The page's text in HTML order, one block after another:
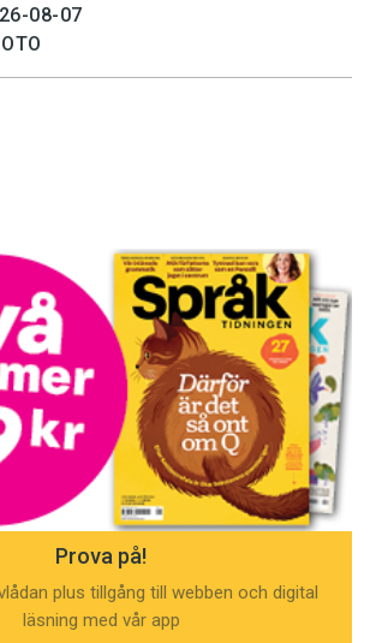
08-07
Prova på!
plus tillgång till webben och digital
läsning med vår app